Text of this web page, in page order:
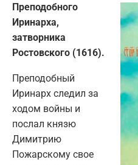
Преподобного
Иринарха,
затворника
Ростовского (1616).
Преподобный
Иринарх следил за
ходом войны и
послал князю
Димитрию
Пожарскому свое